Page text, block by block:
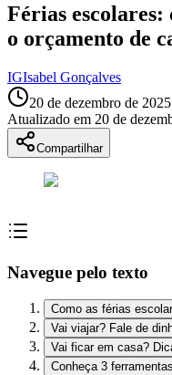
Férias
o orçamento de
IGIsabel Gonçalves
20 de dezembro de 2025
Atualizado em 20 de
Compartilhar
Navegue pelo texto
Como as férias
Vai viajar? Fale de
Vai ficar em casa?
Conheça 3